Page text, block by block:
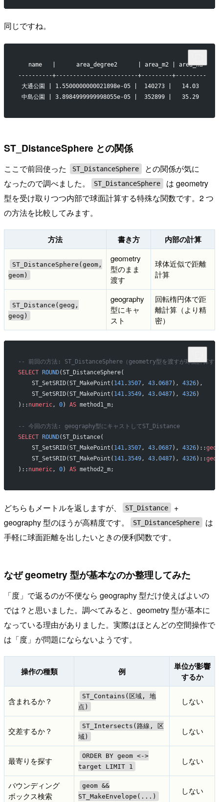
同じですね。
   name   |      area_degree2      | area_m2 | area_ha
----------+------------------------+---------+---------
大通公園 | 1.5500000000021898e-05 |  140273 |   14.03
中島公園 | 3.8984999999998055e-05 |  352899 |   35.29
ST_DistanceSphere との関係
ここで前回使った ST_DistanceSphere
との関係が気に
なったので調べました。
ST_DistanceSphere
は geometry
型を受け取りつつ内部で球面計算する特殊な関数です。2 つ
の方法を比較してみます。
方法 書き方 内部の計算
ST_DistanceSphere(geom,
geom)
geometry
型のまま
渡す
球体近似で距離
計算
ST_Distance(geog,
geog)
geography
型にキャ
スト
回転楕円体で距
離計算（より精
密）
-- 前回の方法: ST_DistanceSphere（geometry型を渡すが球面計算す
SELECT ROUND(ST_DistanceSphere(
    ST_SetSRID(ST_MakePoint(
141.3507, 43.0687), 4326),
    ST_SetSRID(ST_MakePoint(
141.3549, 43.0487), 4326)
):: numeric, 0) AS method1_m;
-- 今回の方法: geography型にキャストしてST_Distance
SELECT ROUND(ST_Distance(
    ST_SetSRID(ST_MakePoint(
141.3507, 43.0687), 4326)::
    ST_SetSRID(ST_MakePoint(
141.3549, 43.0487), 4326)::
):: numeric, 0) AS method2_m;
どちらもメートルを返しますが、 ST_Distance
+
geography 型のほうが高精度です。
ST_DistanceSphere
は
手軽に球面距離を出したいときの便利関数です。
なぜ geometry 型が基本なのか整理してみた
「度」で返るのが不便なら geography 型だけ使えばよいの
では？と思いました。調べてみると、geometry 型が基本に
なっている理由がありました。実際はほとんどの空間操作で
は「度」が問題にならないようです。
操作の種類 例
単位が影響
するか
含まれるか？
ST_Contains(区域, 地
点)
しない
交差するか？
ST_Intersects(路線, 区
域)
しない
最寄りを探す
ORDER BY geom <->
target LIMIT 1
しない
バウンディング
ボックス検索
geom &&
ST_MakeEnvelope(...)
しない